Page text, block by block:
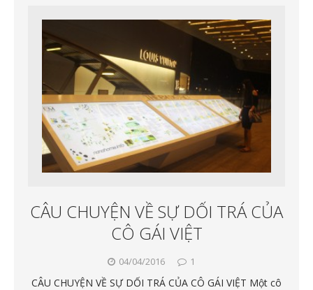
CÂU CHUYỆN VỀ SỰ DỐI TRÁ CỦA
CÔ GÁI VIỆT
04/04/2016 1
CÂU CHUYỆN VỀ SỰ DỐI TRÁ CỦA CÔ GÁI VIỆT Một cô